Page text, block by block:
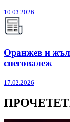
10.03.2026
Оранжев и
снеговалеж
17.02.2026